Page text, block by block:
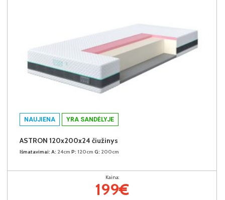
NAUJIENA YRA SANDĖLYJE
ASTRON 120x200x24 čiužinys
Išmatavimai: A: 24cm P: 120cm G: 200cm
Kaina:
199€